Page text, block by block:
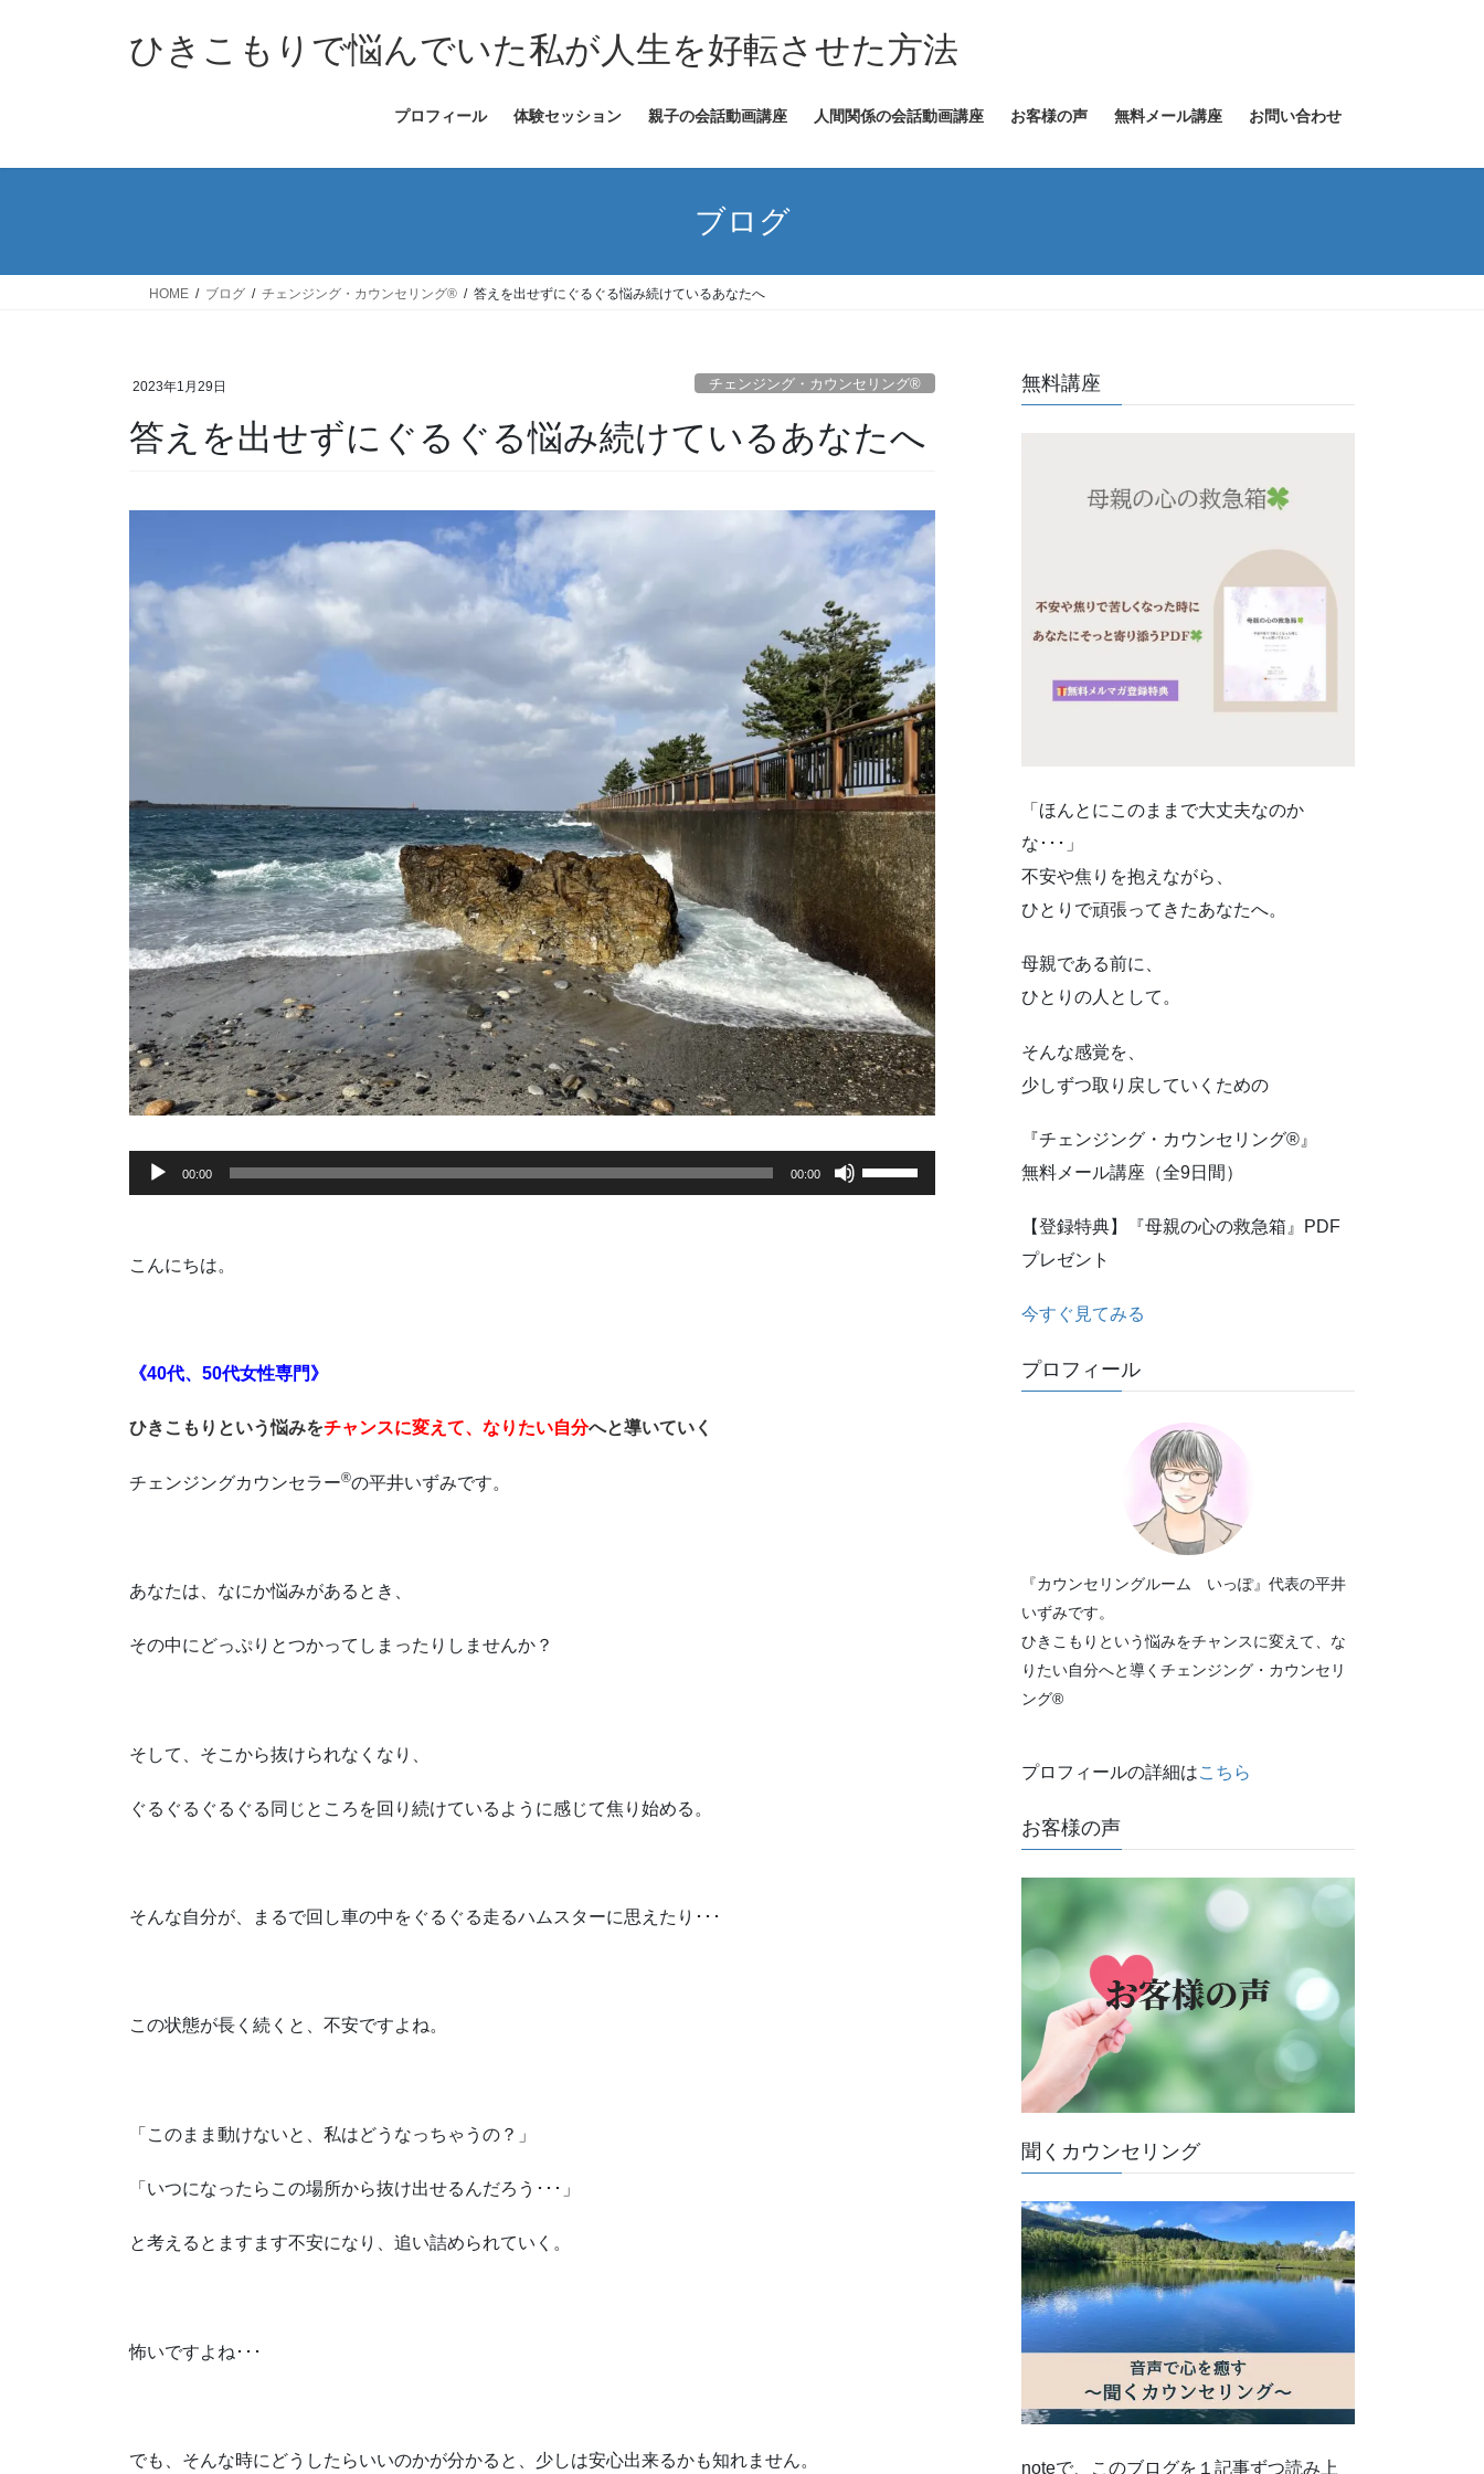
ス
ン
ひきこもりで悩んでいた私が人生を好転させた方法
プロフィール 体験セッション 親子の会話動画講座 人間関係の会話動画講座 お客様の声 無料メール講座 お問い合わせ
ブログ
HOME ブログ チェンジング・カウンセリング® 答えを出せずにぐるぐる悩み続けているあなたへ
2023年1月29日 チェンジング・カウンセリング®
答えを出せずにぐるぐる悩み続けているあなたへ
ー
00:00 00:00
こんにちは。
《40代、50代女性専門》
ひきこもりという悩みをチャンスに変えて、 なりたい自分へと導いていく
チェンジングカウンセラー®の平井いずみです。
あなたは、なにか悩みがあるとき、
その中にどっぷりとつかってしまったりしませんか？
そして、そこから抜けられなくなり、
ぐるぐるぐるぐる同じところを回り続けているように感じて焦り始める。
そんな自分が、まるで回し車の中をぐるぐる走るハムスターに思えたり･･･
この状態が長く続くと、不安ですよね。
「このまま動けないと、私はどうなっちゃうの？」
「いつになったらこの場所から抜け出せるんだろう･･･」
と考えるとますます不安になり、追い詰められていく。
怖いですよね･･･
でも、そんな時にどうしたらいいのかが分かると、少しは安心出来るかも知れません。
無料講座
「ほんとにこのままで大丈夫なのか
な･･･」
不安や焦りを抱えながら、
ひとりで頑張ってきたあなたへ。
母親である前に、
ひとりの人として。
そんな感覚を、
少しずつ取り戻していくための
『チェンジング・カウンセリング®』
無料メール講座（全9日間）
【登録特典】『母親の心の救急箱』PDF
プレゼント
今すぐ見てみる
プロフィール
『カウンセリングルーム いっぽ』代表の平井
いずみです。
ひきこもりという悩みをチャンスに変えて、な
りたい自分へと導くチェンジング・カウンセリ
ング®
プロフィールの詳細はこちら
お客様の声
聞くカウンセリング
noteで、このブログを１記事ずつ読み上